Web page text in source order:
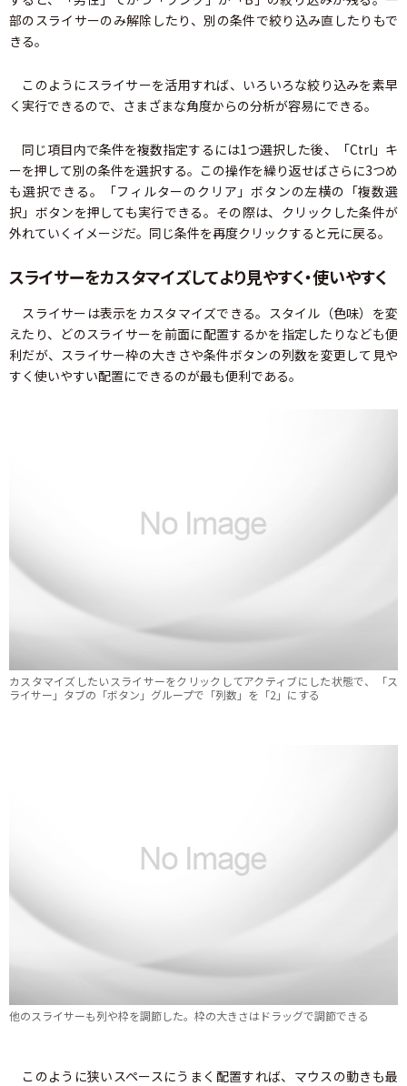
部のスライサーのみ解除したり、別の条件で絞り込み直したりもで
きる。
このようにスライサーを活用すれば、いろいろな絞り込みを素早
く実行できるので、さまざまな角度からの分析が容易にできる。
同じ項目内で条件を複数指定するには1つ選択した後、「Ctrl」キ
ーを押して別の条件を選択する。この操作を繰り返せばさらに3つめ
も選択できる。「フィルターのクリア」ボタンの左横の「複数選
択」ボタンを押しても実行できる。その際は、クリックした条件が
外れていくイメージだ。同じ条件を再度クリックすると元に戻る。
スライサーをカスタマイズしてより見やすく・使いやすく
スライサーは表示をカスタマイズできる。スタイル（色味）を変
えたり、どのスライサーを前面に配置するかを指定したりなども便
利だが、スライサー枠の大きさや条件ボタンの列数を変更して見や
すく使いやすい配置にできるのが最も便利である。
カスタマイズしたいスライサーをクリックしてアクティブにした状態で、「ス
ライサー」タブの「ボタン」グループで「列数」を「2」にする
他のスライサーも列や枠を調節した。枠の大きさはドラッグで調節できる
このように狭いスペースにうまく配置すれば、マウスの動きも最